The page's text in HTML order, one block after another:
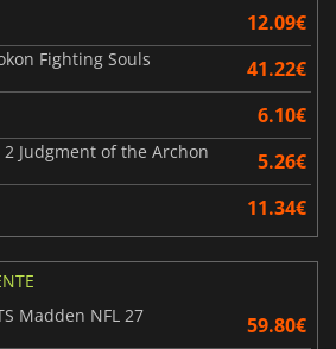
12.09€
Fighting Souls 41.22€
6.10€
2 Judgment of the Archon 5.26€
11.34€
Madden NFL 27
59.80€